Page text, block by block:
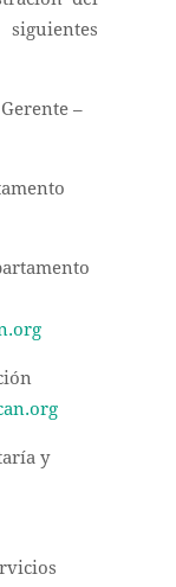
–
y